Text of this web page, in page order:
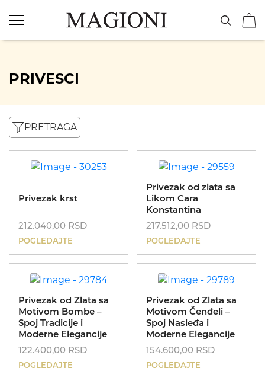
Minđuše
Ogrlice
Narukvice
Prstenje
Privesci
UNIKATI
Kolekcije
ID
MIJE MAGIONI
Dečije minđuše
POKLONI
O NAMA
PRIVESCI
PRETRAGA
Privezak krst
212.040,00 RSD
POGLEDAJTE
Privezak od zlata sa
Likom Cara
Konstantina
217.512,00 RSD
POGLEDAJTE
Privezak od Zlata sa
Motivom Bombe –
Spoj Tradicije i
Moderne Elegancije
122.400,00 RSD
POGLEDAJTE
Privezak od Zlata sa
Motivom Čenđeli –
Spoj Nasleđa i
Moderne Elegancije
154.600,00 RSD
POGLEDAJTE